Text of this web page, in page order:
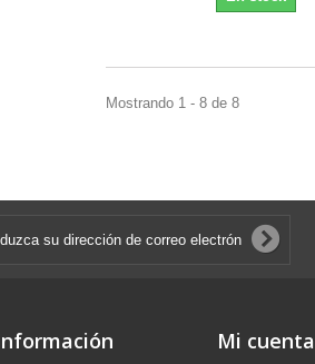
Mostrando 1 - 8 de 8
Mi cuenta